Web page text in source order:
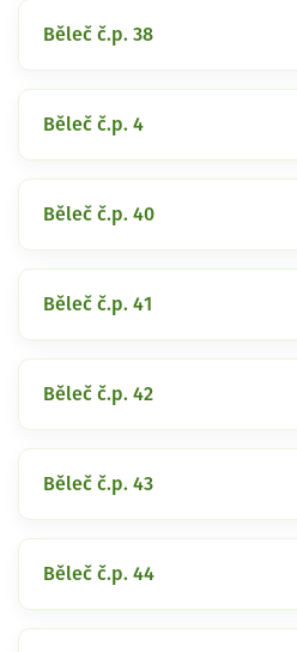
Běleč č.p. 38
Běleč č.p. 4
Běleč č.p. 40
Běleč č.p. 41
Běleč č.p. 42
Běleč č.p. 43
Běleč č.p. 44